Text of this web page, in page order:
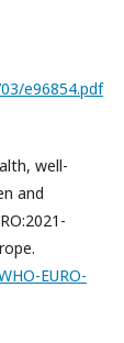
e96854.pdf
well-
and
EURO-